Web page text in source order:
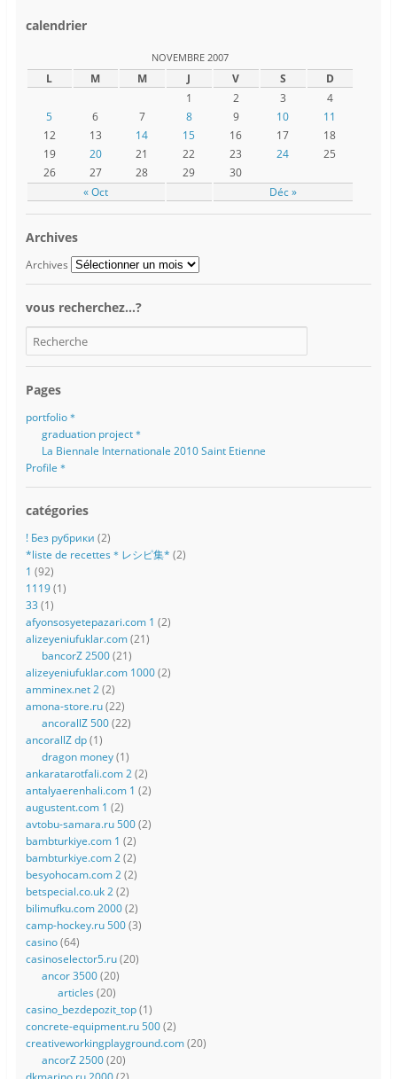
calendrier
NOVEMBRE 2007
L M M J V S D
« Oct Déc »
1 2 3
4
5
6 7 8 9 10
11
12
13 14 15 16 17
18
19
20 21 22 23 24
25
26
27 28 29 30
Archives
Archives
vous recherchez…?
Pages
portfolio＊
graduation project＊
La Biennale Internationale 2010 Saint Etienne
Profile＊
catégories
! Без рубрики (2)
*liste de recettes＊レシピ集* (2)
1 (92)
1119(1)
33 (1)
afyonsosyetepazari.com 1 (2)
alizeyeniufuklar.com(21)
bancorZ 2500(21)
alizeyeniufuklar.com 1000(2)
amminex.net 2(2)
amona-store.ru(22)
ancorallZ 500(22)
ancorallZ dp(1)
dragon money(1)
ankaratarotfali.com 2(2)
antalyaerenhali.com 1 (2)
augustent.com 1 (2)
avtobu-samara.ru 500(2)
bambturkiye.com 1 (2)
bambturkiye.com 2(2)
besyohocam.com 2(2)
betspecial.co.uk 2(2)
bilimufku.com 2000(2)
camp-hockey.ru 500(3)
casino(64)
casinoselector5.ru(20)
ancor 3500(20)
articles (20)
casino_bezdepozit_top(1)
concrete-equipment.ru 500(2)
creativeworkingplayground.com(20)
ancorZ 2500(20)